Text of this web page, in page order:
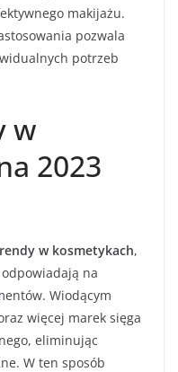
makijażu.
pozwala
potrzeb
w
2023
w kosmetykach,
na
Wiodącym
więcej marek sięga
eliminując
W ten sposób